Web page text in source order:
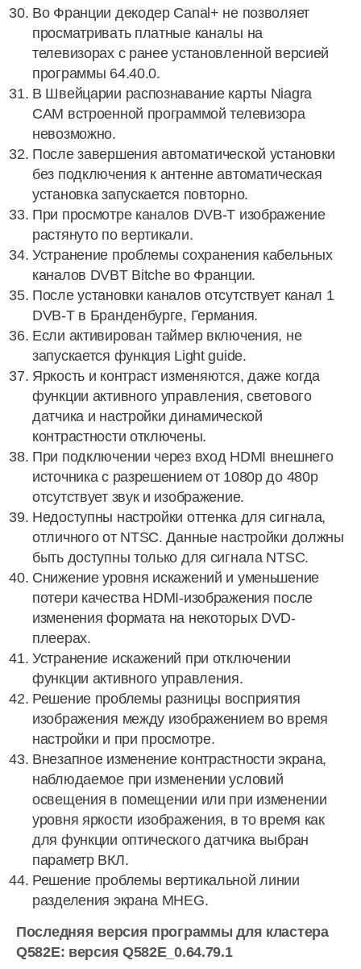
Во Франции декодер Canal+ не позволяет
просматривать платные каналы на
телевизорах с ранее установленной версией
программы 64.40.0.
В Швейцарии распознавание карты Niagra
CAM встроенной программой телевизора
невозможно.
После завершения автоматической установки
без подключения к антенне автоматическая
установка запускается повторно.
При просмотре каналов DVB-T изображение
растянуто по вертикали.
Устранение проблемы сохранения кабельных
каналов DVBT Bitche во Франции.
После установки каналов отсутствует канал 1
DVB-T в Бранденбурге, Германия.
Если активирован тaймep включeния, не
запускается функция Light guide.
Яркость и контраст изменяются, даже когда
функции активного управления, светового
датчика и настройки динамической
контрастности отключены.
При подключении через вход HDMI внешнего
источника с разрешением от 1080p до 480p
отсутствует звук и изображение.
Недоступны настройки оттенка для сигнала,
отличного от NTSC. Данные настройки должны
быть доступны только для сигнала NTSC.
Снижение уровня искажений и уменьшение
потери качества HDMI-изображения после
изменения формата на некоторых DVD-
плеерах.
Устранение искажений при отключении
функции активного управления.
Решение проблемы разницы восприятия
изображения между изображением во время
настройки и при просмотре.
Внезапное изменение контрастности экрана,
наблюдаемое при изменении условий
освещения в помещении или при изменении
уровня яркости изображения, в то время как
для функции оптического датчика выбран
параметр ВКЛ.
Решение проблемы вертикальной линии
разделения экрана MHEG.
Последняя версия программы для кластера
Q582E: версия Q582E_0.64.79.1